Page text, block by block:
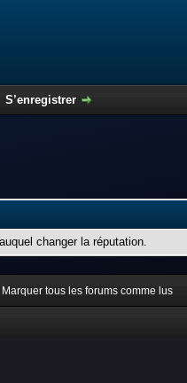
S’enregistrer
changer la réputation.
Marquer tous les forums comme lus